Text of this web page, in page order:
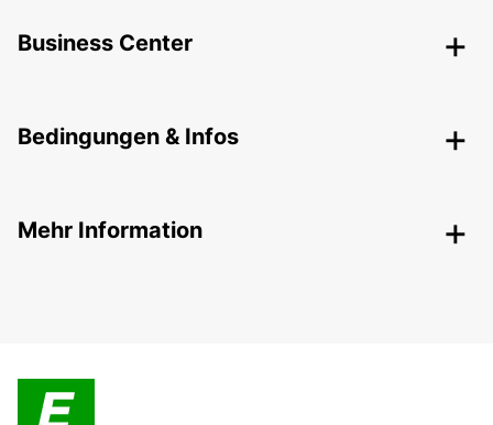
Business Center
Bedingungen & Infos
Mehr Information